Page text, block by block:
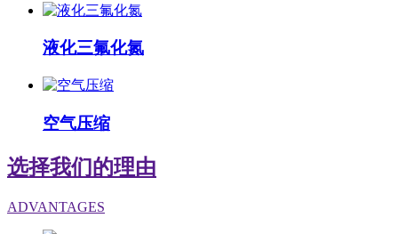
液化三氟化氮
空气压缩
选择我们的理由
ADVANTAGES